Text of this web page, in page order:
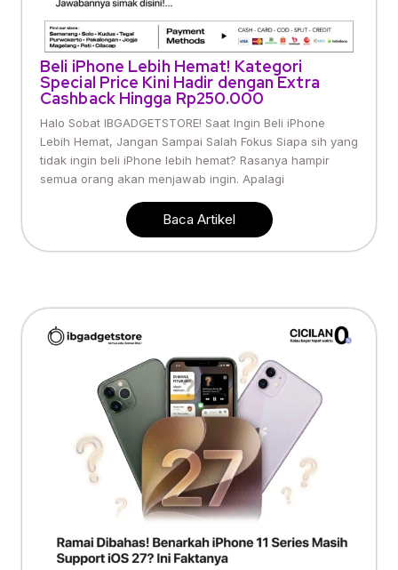
Beli iPhone Lebih Hemat! Kategori
Special Price Kini Hadir dengan Extra
Cashback Hingga Rp250.000
Halo Sobat IBGADGETSTORE! Saat Ingin Beli iPhone
Lebih Hemat, Jangan Sampai Salah Fokus Siapa sih yang
tidak ingin beli iPhone lebih hemat? Rasanya hampir
semua orang akan menjawab ingin. Apalagi
Baca Artikel